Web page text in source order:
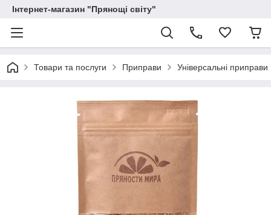
Інтернет-магазин "Прянощі світу"
Товари та послуги Приправи Універсальні приправи